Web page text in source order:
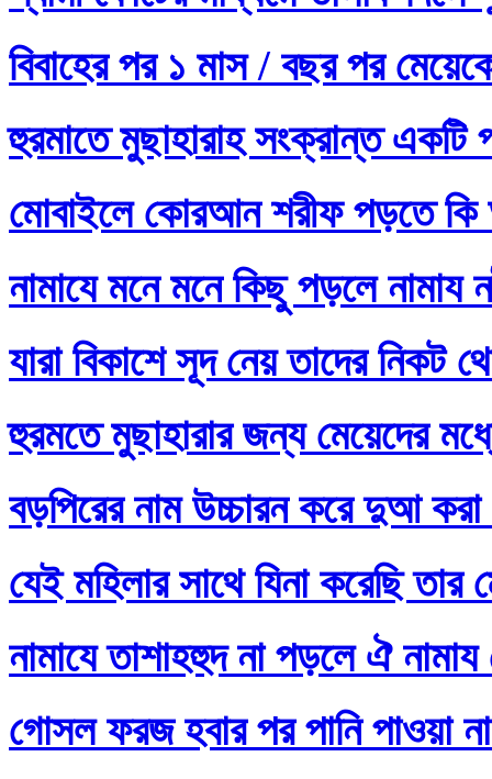
বিবাহের পর ১ মাস / বছর পর
হুরমাতে মুছাহারাহ সংক্রান্ত
মোবাইলে কোরআন শরীফ পড়তে
নামাযে মনে মনে কিছু পড়লে নামায
যারা বিকাশে সূদ নেয় তাদের নিকট
হুরমতে মুছাহারার জন্য মেয়েদের
বড়পিরের নাম উচ্চারন করে দুআ করা
যেই মহিলার সাথে যিনা করেছি তার
নামাযে তাশাহহুদ না পড়লে ঐ
গোসল ফরজ হবার পর পানি পাওয়া